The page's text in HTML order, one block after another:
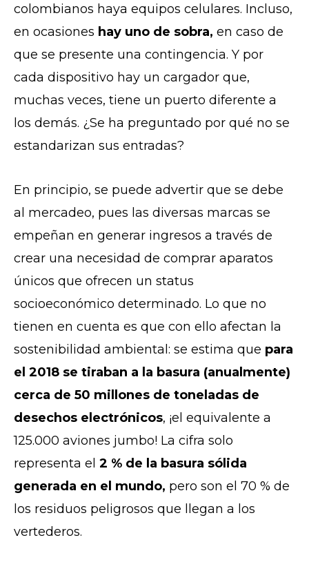
colombianos haya equipos celulares. Incluso,
en ocasiones hay uno de sobra, en caso de
que se presente una contingencia. Y por
cada dispositivo hay un cargador que,
muchas veces, tiene un puerto diferente a
los demás. ¿Se ha preguntado por qué no se
estandarizan sus entradas?
En principio, se puede advertir que se debe
al mercadeo, pues las diversas marcas se
empeñan en generar ingresos a través de
crear una necesidad de comprar aparatos
únicos que ofrecen un status
socioeconómico determinado. Lo que no
tienen en cuenta es que con ello afectan la
sostenibilidad ambiental: se estima que para
el 2018 se tiraban a la basura (anualmente)
cerca de 50 millones de toneladas de
desechos electrónicos, ¡el equivalente a
125.000 aviones jumbo! La cifra solo
representa el 2 % de la basura sólida
generada en el mundo, pero son el 70 % de
los residuos peligrosos que llegan a los
vertederos.